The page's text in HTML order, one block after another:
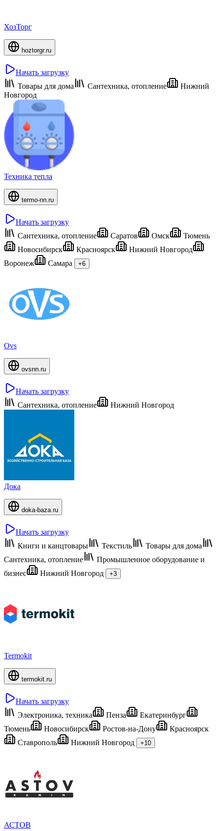
ХозТорг
hoztorgr.ru
Начать загрузку
Товары для дома
Сантехника, отопление
Нижний
Новгород
Техника тепла
termo-nn.ru
Начать загрузку
Сантехника, отопление
Саратов Омск
Тюмень
Новосибирск
Красноярск
Нижний Новгород
Воронеж
Самара +6
Ovs
ovsnn.ru
Начать загрузку
Сантехника, отопление
Нижний Новгород
Дока
doka-baza.ru
Начать загрузку
Книги и канцтовары
Текстиль
Товары для дома
Сантехника, отопление
Промышленное оборудование и
бизнес
Нижний Новгород +3
Termokit
termokit.ru
Начать загрузку
Электроника, техника
Пенза
Екатеринбург
Тюмень
Новосибирск Ростов-на-Дону
Красноярск
Ставрополь
Нижний Новгород +10
АСТОВ